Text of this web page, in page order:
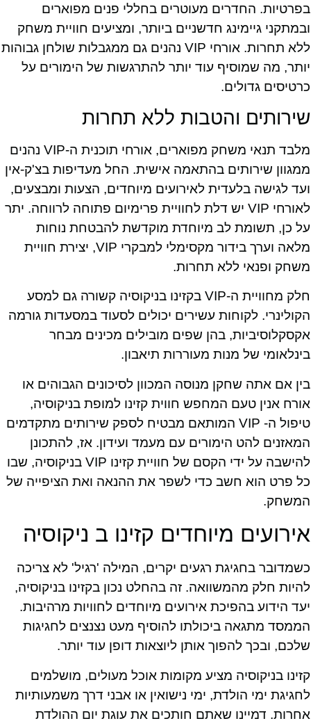
בפרטיות. החדרים מעוטרים בחללי פנים מפוארים
ובמתקני גיימינג חדשניים ביותר, ומציעים חוויית משחק
ללא תחרות. אורחי VIP נהנים גם ממגבלות שולחן גבוהות
יותר, מה שמוסיף עוד יותר להתרגשות של הימורים על
כרטיסים גדולים.
שירותים והטבות ללא תחרות
מלבד תנאי משחק מפוארים, אורחי תוכנית ה-VIP נהנים
ממגוון שירותים בהתאמה אישית. החל מעדיפות בצ'ק-אין
ועד לגישה בלעדית לאירועים מיוחדים, הצעות ומבצעים,
לאורחי VIP יש דלת לחוויית פרימיום פתוחה לרווחה. יתר
על כן, תשומת לב מיוחדת מוקדשת להבטחת נוחות
מלאה וערך בידור מקסימלי למבקרי VIP, יצירת חוויית
משחק ופנאי ללא תחרות.
חלק מחוויית ה-VIP בקזינו בניקוסיה קשורה גם למסע
הקולינרי. לקוחות עשירים יכולים לסעוד במסעדות גורמה
אקסקלוסיביות, בהן שפים מובילים מכינים מבחר
בינלאומי של מנות מעוררות תיאבון.
בין אם אתה שחקן מנוסה המכוון לסיכונים הגבוהים או
אורח אנין טעם המחפש חווית קזינו למופת בניקוסיה,
טיפול ה- VIP המותאם מבטיח לספק שירותים מתקדמים
המאזנים להט הימורים עם מעמד ועידון. אז, להתכונן
להישבה על ידי הקסם של חוויית קזינו VIP בניקוסיה, שבו
כל פרט הוא חשב כדי לשפר את ההנאה ואת הציפייה של
המשחק.
אירועים מיוחדים קזינו ב ניקוסיה
כשמדובר בחגיגת רגעים יקרים, המילה 'רגיל' לא צריכה
להיות חלק מהמשוואה. זה בהחלט נכון בקזינו בניקוסיה,
יעד הידוע בהפיכת אירועים מיוחדים לחוויות מרהיבות.
הממסד מתגאה ביכולתו להוסיף מעט נצנצים לחגיגות
שלכם, ובכך להפוך אותן ליוצאות דופן עוד יותר.
קזינו בניקוסיה מציע מקומות אוכל מעולים, מושלמים
לחגיגת ימי הולדת, ימי נישואין או אבני דרך משמעותיות
אחרות. דמיינו שאתם חותכים את עוגת יום ההולדת